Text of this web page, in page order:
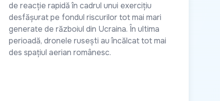
de reacție rapidă în cadrul unui exercițiu
desfășurat pe fondul riscurilor tot mai mari
generate de războiul din Ucraina. În ultima
perioadă, dronele rusești au încălcat tot mai
des spațiul aerian românesc.